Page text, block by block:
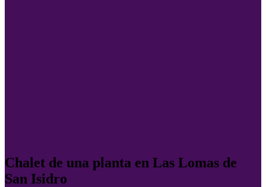
Chalet de una planta en Las Lomas de
San Isidro